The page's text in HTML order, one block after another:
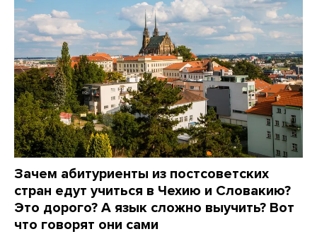
Зачем абитуриенты из постсоветских
стран едут учиться в Чехию и Словакию?
Это дорого? А язык сложно выучить? Вот
что говорят они сами